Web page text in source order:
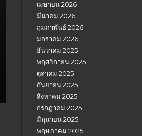
เมษายน 2026
มีนาคม 2026
กุมภาพันธ์ 2026
มกราคม 2026
ธันวาคม 2025
พฤศจิกายน 2025
ตุลาคม 2025
กันยายน 2025
สิงหาคม 2025
กรกฎาคม 2025
มิถุนายน 2025
พฤษภาคม 2025